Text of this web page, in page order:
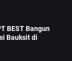
BEST Bangun
Bauksit di